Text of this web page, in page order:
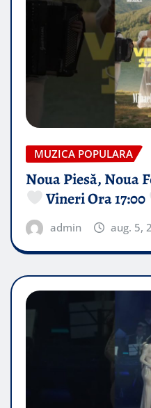
MUZICA POPULARA
Noua Piesă, Noua
Vineri Ora 17:00
admin aug. 5,